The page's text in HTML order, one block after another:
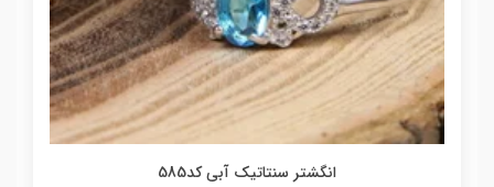
انگشتر سنتاتیک آبی کد585